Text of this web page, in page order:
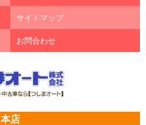
サイトマップ
お問合わせ
本店